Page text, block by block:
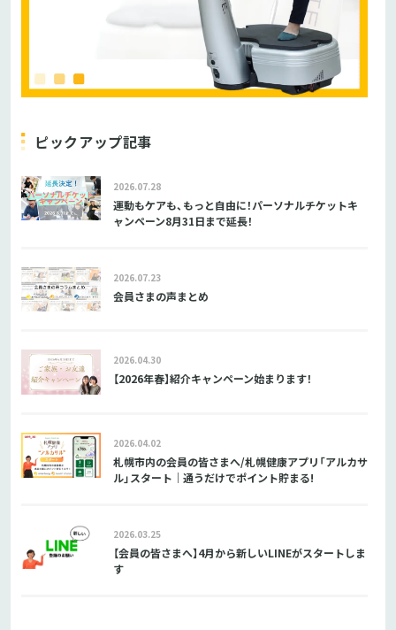
ピックアップ記事
2026.07.28
運動もケアも、もっと自由に！パーソナルチケットキ
ャンペーン8月31日まで延長！
2026.07.23
会員さまの声まとめ
2026.04.30
【2026年春】紹介キャンペーン始まります！
2026.04.02
札幌市内の会員の皆さまへ/札幌健康アプリ「アルカサ
ル」スタート｜通うだけでポイント貯まる!
2026.03.25
【会員の皆さまへ】4月から新しいLINEがスタートしま
す